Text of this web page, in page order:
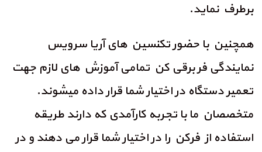
برطرف نماید.
همچنین با حضور تکنسین های آریا سرویس
نمایندگی فر برقی کن تمامی آموزش های لازم جهت
تعمیر دستگاه در اختیار شما قرار داده میشوند.
متخصصان ما با تجربه کارآمدی که دارند طریقه
استفاده از فرکن را در اختیار شما قرار می دهند و در